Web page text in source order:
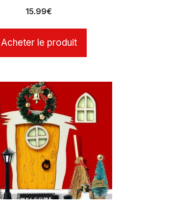
15.99€
Acheter le produit